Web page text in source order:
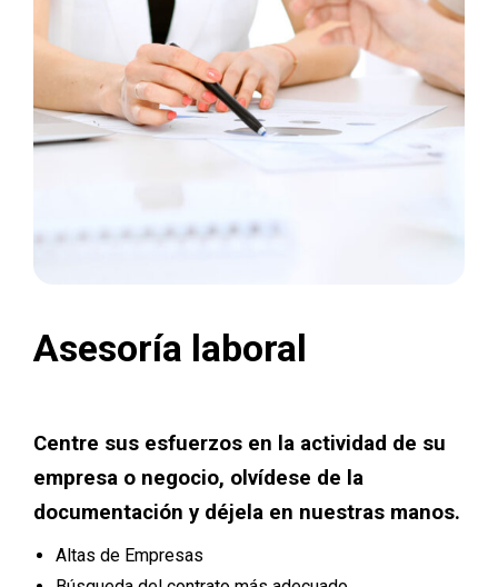
Asesoría laboral
Centre sus esfuerzos en la actividad de su
empresa o negocio, olvídese de la
documentación y déjela en nuestras manos.
Altas de Empresas